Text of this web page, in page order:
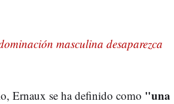
masculina desaparezca
Ernaux se ha definido como "una